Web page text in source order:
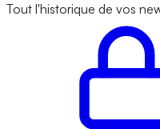
Tout l'historique de vos